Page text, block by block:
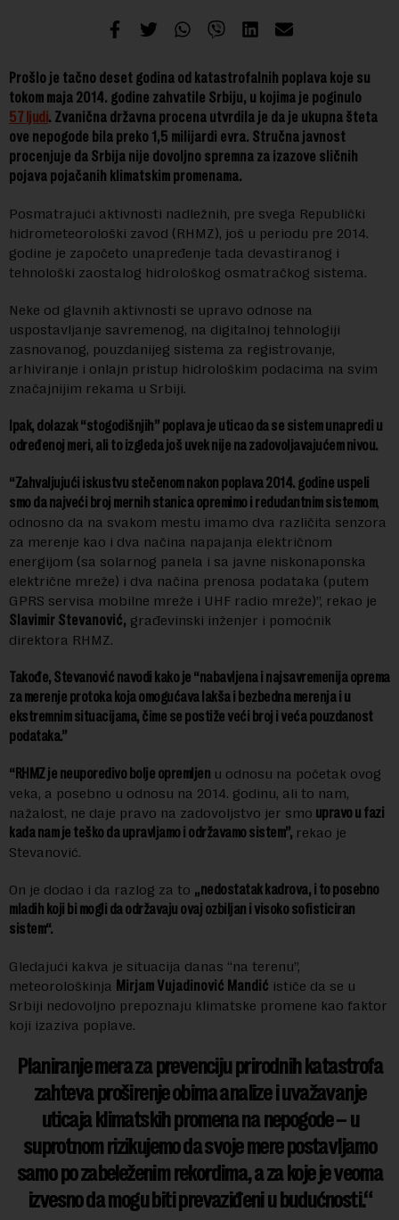
Prošlo je tačno deset godina od katastrofalnih poplava koje su
tokom maja 2014. godine zahvatile Srbiju, u kojima je poginulo
57 ljudi. Zvanična državna procena utvrdila je da je ukupna šteta
ove nepogode bila preko 1,5 milijardi evra. Stručna javnost
procenjuje da Srbija nije dovoljno spremna za izazove sličnih
pojava pojačanih klimatskim promenama.
Posmatrajući aktivnosti nadležnih, pre svega Republički
hidrometeorološki zavod (RHMZ), još u periodu pre 2014.
godine je započeto unapređenje tada devastiranog i
tehnološki zaostalog hidrološkog osmatračkog sistema.
Neke od glavnih aktivnosti se upravo odnose na
uspostavljanje savremenog, na digitalnoj tehnologiji
zasnovanog, pouzdanijeg sistema za registrovanje,
arhiviranje i onlajn pristup hidrološkim podacima na svim
značajnijim rekama u Srbiji.
Ipak, dolazak “stogodišnjih” poplava je uticao da se sistem unapredi u
određenoj meri, ali to izgleda još uvek nije na zadovoljavajućem nivou.
“Zahvaljujući iskustvu stečenom nakon poplava 2014. godine uspeli
smo da najveći broj mernih stanica opremimo i redudantnim sistemom,
odnosno da na svakom mestu imamo dva različita senzora
za merenje kao i dva načina napajanja električnom
energijom (sa solarnog panela i sa javne niskonaponska
električne mreže) i dva načina prenosa podataka (putem
GPRS servisa mobilne mreže i UHF radio mreže)”, rekao je
Slavimir Stevanović, građevinski inženjer i pomoćnik
direktora RHMZ.
Takođe, Stevanović navodi kako je “nabavljena i najsavremenija oprema
za merenje protoka koja omogućava lakša i bezbedna merenja i u
ekstremnim situacijama, čime se postiže veći broj i veća pouzdanost
podataka.”
“RHMZ je neuporedivo bolje opremljen u odnosu na početak ovog
veka, a posebno u odnosu na 2014. godinu, ali to nam,
nažalost, ne daje pravo na zadovoljstvo jer smo upravo u fazi
kada nam je teško da upravljamo i održavamo sistem”, rekao je
Stevanović.
On je dodao i da razlog za to „nedostatak kadrova, i to posebno
mladih koji bi mogli da održavaju ovaj ozbiljan i visoko sofisticiran
sistem“.
Gledajući kakva je situacija danas “na terenu”,
meteorološkinja Mirjam Vujadinović Mandić ističe da se u
Srbiji nedovoljno prepoznaju klimatske promene kao faktor
koji izaziva poplave.
Planiranje mera za prevenciju prirodnih katastrofa
zahteva proširenje obima analize i uvažavanje
uticaja klimatskih promena na nepogode – u
suprotnom rizikujemo da svoje mere postavljamo
samo po zabeleženim rekordima, a za koje je veoma
izvesno da mogu biti prevaziđeni u budućnosti.